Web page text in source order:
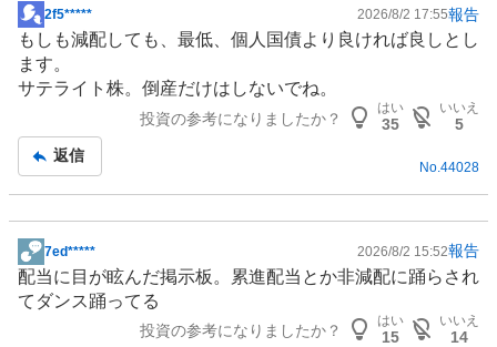
掲
示
板
記
2f5***** 2026/8/2 17:55報告
もしも減配しても、最低、個人国債より良ければ良しとし
ます。
サテライト株。倒産だけはしないでね。
投資の参考になりましたか？
はい
35
いいえ
5
返信
No. 44028
掲
示
板
7ed***** 2026/8/2 15:52報告
配当に目が眩んだ掲示板。累進配当とか非減配に踊らされ
てダンス踊ってる
投資の参考になりましたか？
はい
15
いいえ
14